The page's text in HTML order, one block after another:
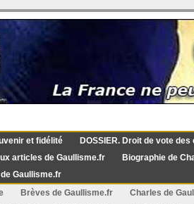
et fidélité DOSSIER. Droit de vote
articles de Gaullisme.fr
Biographie de
Gaullisme.fr
Brèves de Gaullisme.fr Charles de